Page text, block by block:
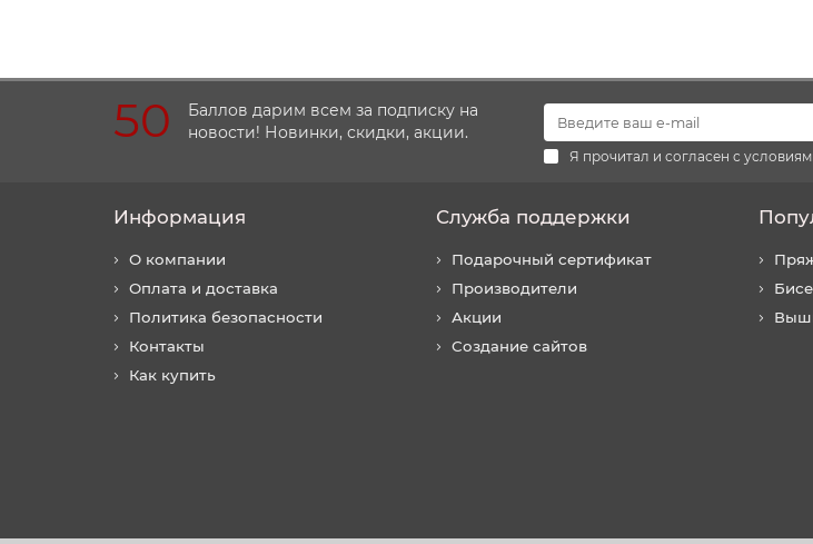
50
Баллов дарим всем за подписку на
новости! Новинки, скидки, акции.
Я прочитал и согласен с
Информация
О компании
Оплата и доставка
Политика безопасности
Контакты
Как купить
Служба поддержки
Подарочный сертификат
Производители
Акции
Создание сайтов